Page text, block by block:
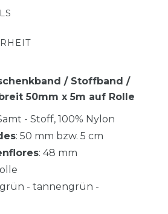
/ Stoffband /
50mm x 5m auf Rolle
- Stoff, 100% Nylon
: 50 mm bzw. 5 cm
: 48 mm
- tannengrün -